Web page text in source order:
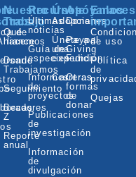
de
Nuestro
Trabajo
Qué
hacemos
Donde
Trabajamos
Seguimiento
Becas
Z
Reporte
anual
Recursos
Últimas
noticias
Guía de
especies
Informes
de
proyectos
Publicaciones
de
investigación
Información
de
divulgación
Únete
Adopciones
Únete a
una
expedición
Carreras
Apóyanos
Donar
Paypal
Giving
Fund
Otras
formas
de
donar
Enlaces
de uso
Política
de
Quejas